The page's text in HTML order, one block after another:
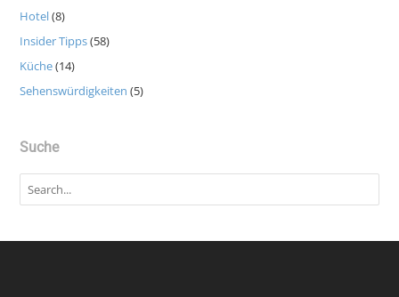
Hotel(8)
Insider Tipps(58)
Küche(14)
Sehenswürdigkeiten (5)
Suche